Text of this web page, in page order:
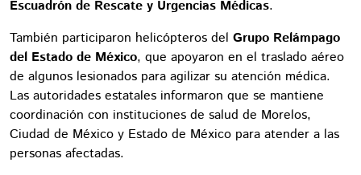
Escuadrón de Rescate y Urgencias Médicas.
También participaron helicópteros del Grupo Relámpago
del Estado de México, que apoyaron en el traslado aéreo
de algunos lesionados para agilizar su atención médica.
Las autoridades estatales informaron que se mantiene
coordinación con instituciones de salud de Morelos,
Ciudad de México y Estado de México para atender a las
personas afectadas.